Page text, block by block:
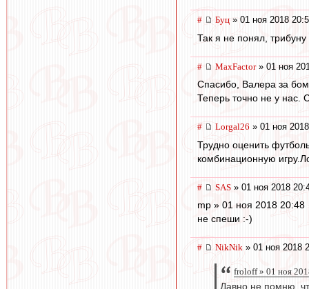
# Буц » 01 ноя 2018
Так я не понял,
# MaxFactor» 01 ноя
Спасибо, Валера за
Теперь точно не у нас.
# Lorgal26 » 01 ноя
Трудно оценить
комбинационную
# SAS » 01 ноя 2018
mp » 01 ноя 2018 20:48
не спеши :-)
# NikNik » 01 ноя 2018
froloff » 01 ноя
Давно не помню,